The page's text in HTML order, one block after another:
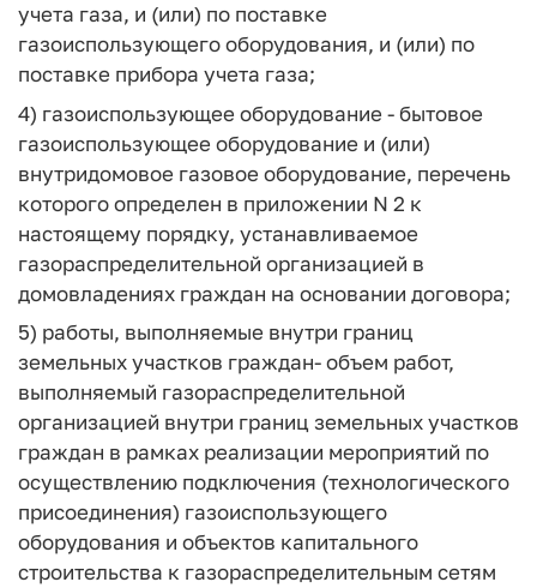
учета газа, и (или) по поставке
газоиспользующего оборудования, и (или) по
поставке прибора учета газа;
4) газоиспользующее оборудование - бытовое
газоиспользующее оборудование и (или)
внутридомовое газовое оборудование, перечень
которого определен в приложении N 2 к
настоящему порядку, устанавливаемое
газораспределительной организацией в
домовладениях граждан на основании договора;
5) работы, выполняемые внутри границ
земельных участков граждан- объем работ,
выполняемый газораспределительной
организацией внутри границ земельных участков
граждан в рамках реализации мероприятий по
осуществлению подключения (технологического
присоединения) газоиспользующего
оборудования и объектов капитального
строительства к газораспределительным сетям